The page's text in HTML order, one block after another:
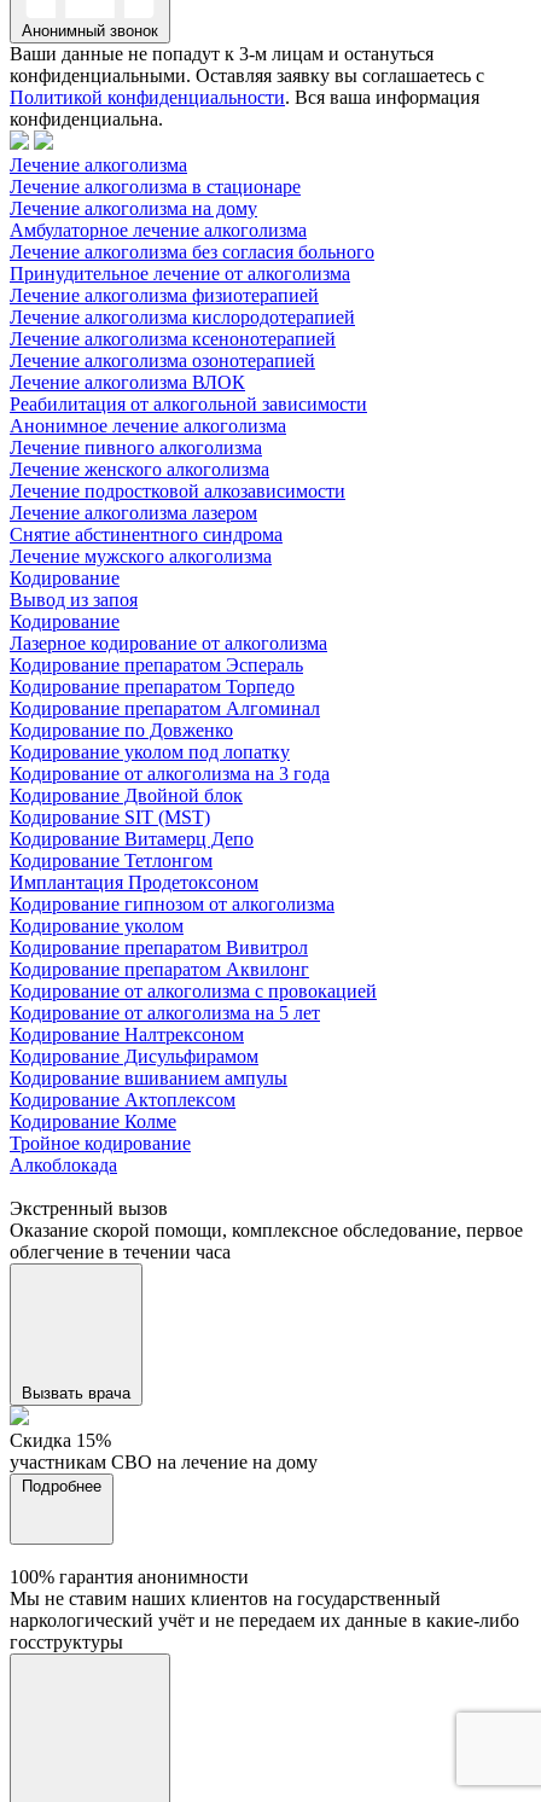
Анонимный звонок
Ваши данные не попадут к 3-м лицам и остануться
конфиденциальными. Оставляя заявку вы соглашаетесь с
Политикой конфиденциальности. Вся ваша информация
конфиденциальна.
Лечение алкоголизма
Лечение алкоголизма в стационаре
Лечение алкоголизма на дому
Амбулаторное лечение алкоголизма
Лечение алкоголизма без согласия больного
Принудительное лечение от алкоголизма
Лечение алкоголизма физиотерапией
Лечение алкоголизма кислородотерапией
Лечение алкоголизма ксенонотерапией
Лечение алкоголизма озонотерапией
Лечение алкоголизма ВЛОК
Реабилитация от алкогольной зависимости
Анонимное лечение алкоголизма
Лечение пивного алкоголизма
Лечение женского алкоголизма
Лечение подростковой алкозависимости
Лечение алкоголизма лазером
Снятие абстинентного синдрома
Лечение мужского алкоголизма
Кодирование
Вывод из запоя
Кодирование
Лазерное кодирование от алкоголизма
Кодирование препаратом Эспераль
Кодирование препаратом Торпедо
Кодирование препаратом Алгоминал
Кодирование по Довженко
Кодирование уколом под лопатку
Кодирование от алкоголизма на 3 года
Кодирование Двойной блок
Кодирование SIT (MST)
Кодирование Витамерц Депо
Кодирование Тетлонгом
Имплантация Продетоксоном
Кодирование гипнозом от алкоголизма
Кодирование уколом
Кодирование препаратом Вивитрол
Кодирование препаратом Аквилонг
Кодирование от алкоголизма с провокацией
Кодирование от алкоголизма на 5 лет
Кодирование Налтрексоном
Кодирование Дисульфирамом
Кодирование вшиванием ампулы
Кодирование Актоплексом
Кодирование Колме
Тройное кодирование
Алкоблокада
Экстренный вызов
Оказание скорой помощи, комплексное обследование, первое
облегчение в течении часа
Вызвать врача
Cкидка 15%
участникам СВО на лечение на дому
Подробнее
100% гарантия анонимности
Мы не ставим наших клиентов на государственный
наркологический учёт и не передаем их данные в какие-либо
госструктуры